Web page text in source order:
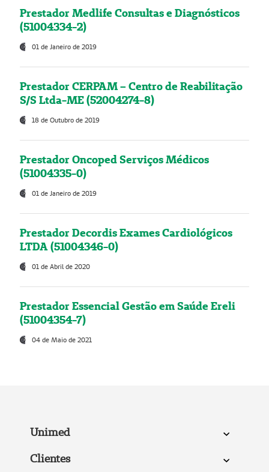
Prestador Medlife Consultas e Diagnósticos
(51004334-2)
01 de Janeiro de 2019
Prestador CERPAM – Centro de Reabilitação
S/S Ltda-ME (52004274-8)
18 de Outubro de 2019
Prestador Oncoped Serviços Médicos
(51004335-0)
01 de Janeiro de 2019
Prestador Decordis Exames Cardiológicos
LTDA (51004346-0)
01 de Abril de 2020
Prestador Essencial Gestão em Saúde Ereli
(51004354-7)
04 de Maio de 2021
Unimed
Clientes